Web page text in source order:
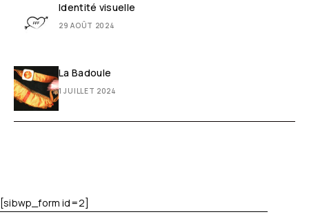
Identité visuelle
29 AOÛT 2024
La Badoule
1 JUILLET 2024
[sibwp_form id=2]